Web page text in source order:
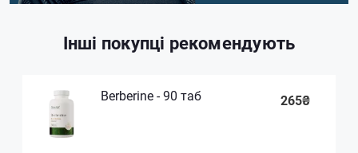
Інші покупці рекомендують
Berberine - 90 таб 265₴